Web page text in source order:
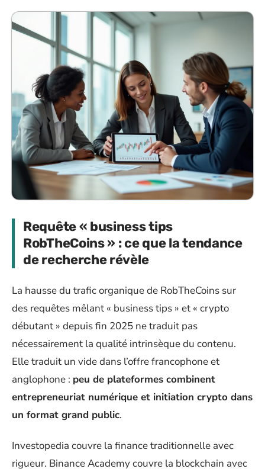
Requête « business tips
RobTheCoins » : ce que la tendance
de recherche révèle
La hausse du trafic organique de RobTheCoins sur
des requêtes mêlant « business tips » et « crypto
débutant » depuis fin 2025 ne traduit pas
nécessairement la qualité intrinsèque du contenu.
Elle traduit un vide dans l’offre francophone et
anglophone : peu de plateformes combinent
entrepreneuriat numérique et initiation crypto dans
un format grand public.
Investopedia couvre la finance traditionnelle avec
rigueur. Binance Academy couvre la blockchain avec